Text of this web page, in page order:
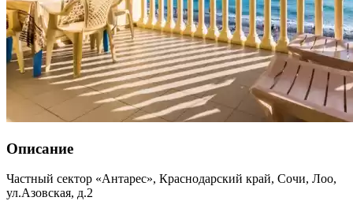
Описание
Частный сектор «Антарес», Краснодарский край, Сочи, Лоо,
ул.Азовская, д.2